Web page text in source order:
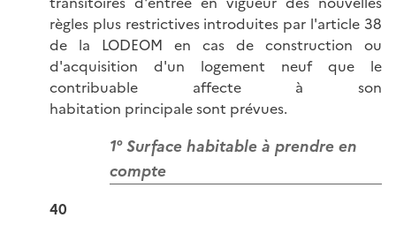
règles plus restrictives introduites par l'article 38
de la LODEOM en cas de construction ou
d'acquisition d'un logement neuf que le
contribuable affecte à son
habitation principale sont prévues.
1° Surface habitable à prendre en
compte
40